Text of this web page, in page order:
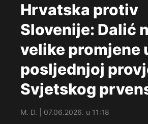
Hrvatska protiv
Slovenije: Dalić
velike promjene
posljednjoj
Svjetskog
M. D. | 07.06.2026. u 11:18